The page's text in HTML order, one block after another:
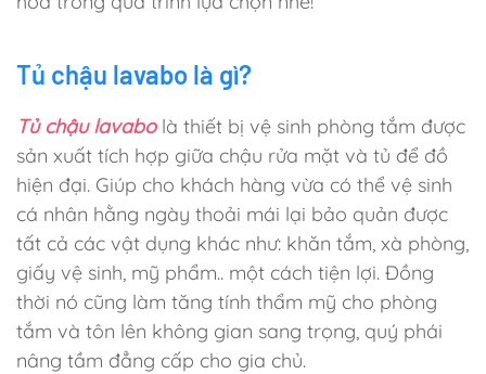
Tủ chậu lavabo là gì?
Tủ chậu lavabolà thiết bị vệ sinh phòng tắm được
sản xuất tích hợp giữa chậu rửa mặt và tủ để đồ
hiện đại. Giúp cho khách hàng vừa có thể vệ sinh
cá nhân hằng ngày thoải mái lại bảo quản được
tất cả các vật dụng khác như: khăn tắm, xà phòng,
giấy vệ sinh, mỹ phẩm.. một cách tiện lợi. Đồng
thời nó cũng làm tăng tính thẩm mỹ cho phòng
tắm và tôn lên không gian sang trọng, quý phái
nâng tầm đẳng cấp cho gia chủ.